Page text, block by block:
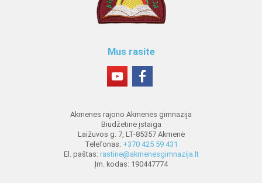
Mus rasite
Akmenės rajono Akmenės gimnazija
Biudžetinė įstaiga
Laižuvos g. 7, LT-85357 Akmenė
Telefonas: +370 425 59 431
El. paštas: rastine@akmenesgimnazija.lt
Įm. kodas: 190447774